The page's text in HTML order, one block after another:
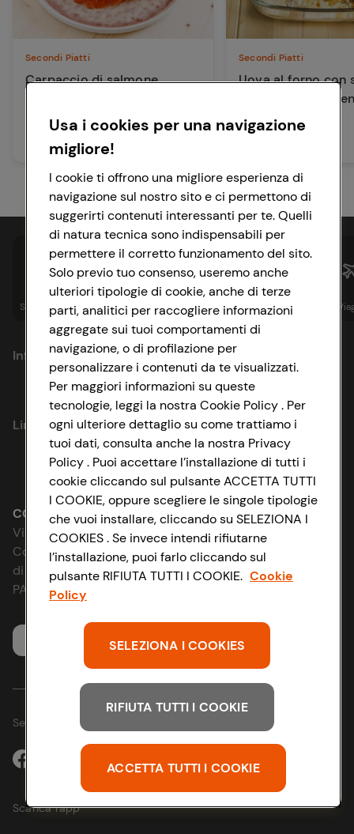
Secondi Piatti
Carpaccio di salmone
5 min Facile
Secondi Piatti
Uova al forno con
marinato e
Spesa online Assicurazioni Sapori& Istituzionale
Informazioni
Privacy Policy
Cookie Policy
Impostazioni Cookie
Accessibilità
D&I e Parità di Genere
Strategia Fiscale
Link utili
Lavora con noi
Le cooperative
News & Approfondimenti
Richiami prodotto
Whistleblowing
CONAD SOCIETÀ COOPERATIVA
Via Michelino, 59 | 40127 BOLOGNA
Codice Fiscale e Registro Imprese
di Bologna 00865960157
PARTITA IVA 03320960374
Servizio clienti
Seguici sui Social:
Scarica l'app
Usa i cookies per una navigazione
migliore!
I cookie ti offrono una migliore esperienza di
navigazione sul nostro sito e ci permettono di
suggerirti contenuti interessanti per te. Quelli
di natura tecnica sono indispensabili per
permettere il corretto funzionamento del sito.
Solo previo tuo consenso, useremo anche
ulteriori tipologie di cookie, anche di terze
parti, analitici per raccogliere informazioni
aggregate sui tuoi comportamenti di
navigazione, o di profilazione per
personalizzare i contenuti da te visualizzati.
Per maggiori informazioni su queste
tecnologie, leggi la nostra Cookie Policy . Per
ogni ulteriore dettaglio su come trattiamo i
tuoi dati, consulta anche la nostra Privacy
Policy . Puoi accettare l’installazione di tutti i
cookie cliccando sul pulsante ACCETTA TUTTI
I COOKIE, oppure scegliere le singole tipologie
che vuoi installare, cliccando su SELEZIONA I
COOKIES . Se invece intendi rifiutarne
l’installazione, puoi farlo cliccando sul
pulsante RIFIUTA TUTTI I COOKIE. Cookie
Policy
SELEZIONA I COOKIES
RIFIUTA TUTTI I COOKIE
ACCETTA TUTTI I COOKIE